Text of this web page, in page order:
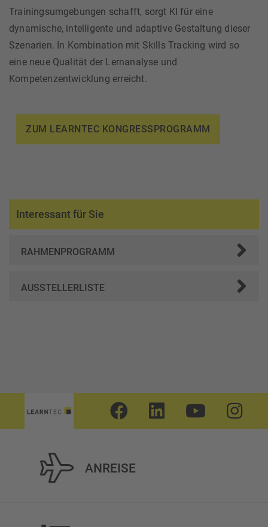
Trainingsumgebungen schafft, sorgt KI für eine
dynamische, intelligente und adaptive Gestaltung dieser
Szenarien. In Kombination mit Skills Tracking wird so
eine neue Qualität der Lernanalyse und
Kompetenzentwicklung erreicht.
ZUM LEARNTEC KONGRESSPROGRAMM
Interessant für Sie
RAHMENPROGRAMM
AUSSTELLERLISTE
ANREISE